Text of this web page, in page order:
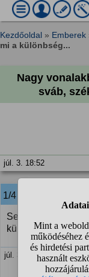
Kezdőoldal » Emberek
mi a különbség...
Nagy
sváb,
júl. 3. 18:52
1/4
Semmi. Az
különbség, mint
júl. 3. 19:16